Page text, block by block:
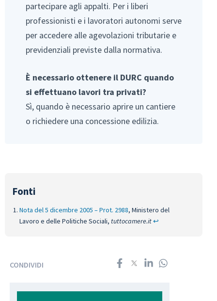
partecipare agli appalti. Per i liberi
professionisti e i lavoratori autonomi serve
per accedere alle agevolazioni tributarie e
previdenziali previste dalla normativa.
È necessario ottenere il DURC quando
si effettuano lavori tra privati?
Sì, quando è necessario aprire un cantiere
o richiedere una concessione edilizia.
Nota del 5 dicembre 2005 – Prot. 2988, Ministero del
Lavoro e delle Politiche Sociali, tuttocamere.it↩︎
CONDIVIDI